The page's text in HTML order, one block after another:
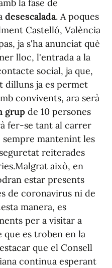
la fase de
desescalada. A poques
Castelló, València
ja s'ha anunciat què
lloc, l'entrada a la
social, ja que,
dilluns ja es permet
convivents, ara serà
grup de 10 persones
fer-se tant al carrer
mantenint les
reiterades
això, en
estar presents
de coronavirus ni de
manera, es
per a visitar a
que es troben en la
que el Consell
continua esperant